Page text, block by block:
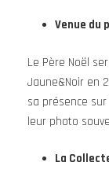
Venue du
Le Père Noël
Jaune&Noir en
sa présence
leur photo
La